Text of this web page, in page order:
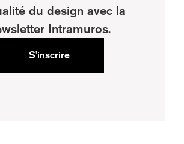
du design avec la
Intramuros.
S'inscrire